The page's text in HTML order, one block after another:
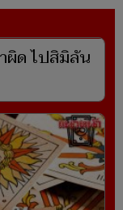
ำผิด ไปสิมิลัน